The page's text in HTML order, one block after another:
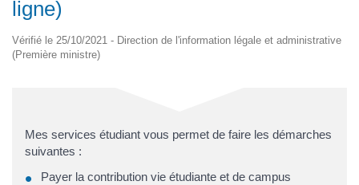
ligne)
Vérifié le 25/10/2021 - Direction de l'information légale et administrative
(Première ministre)
Mes services étudiant vous permet de faire les démarches
suivantes :
Payer la contribution vie étudiante et de campus